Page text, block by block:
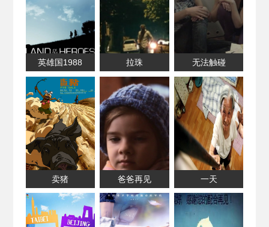
英雄国1988 拉珠 无法触碰
卖猪 爸爸再见 一天